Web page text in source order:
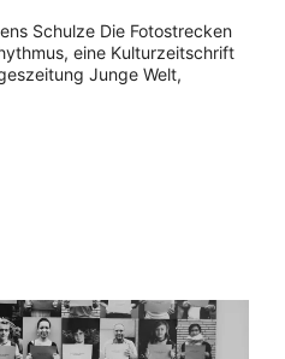
Schulze Die Fotostrecken
eine Kulturzeitschrift
Junge Welt,